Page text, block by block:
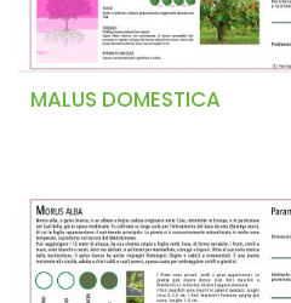
MALUS DOMESTICA